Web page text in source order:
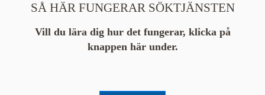
SÅ HÄR FUNGERAR SÖKTJÄNSTEN
Vill du lära dig hur det fungerar, klicka på
knappen här under.